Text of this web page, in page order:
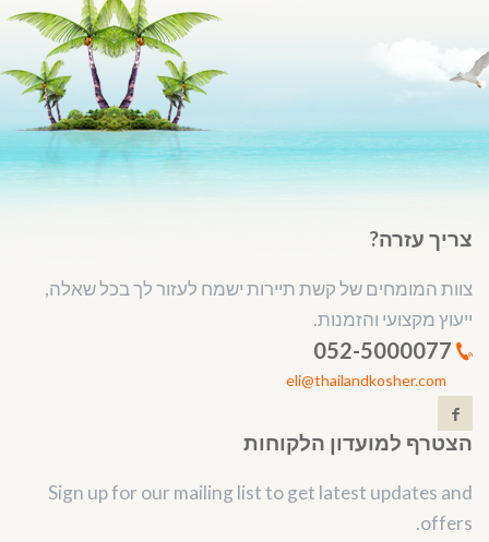
צריך עזרה?
צוות המומחים של קשת תיירות ישמח לעזור לך בכל שאלה,
ייעוץ מקצועי והזמנות.
eli@thailandkosher.com
הצטרף למועדון הלקוחות
Sign up for our mailing list to get latest updates and
offers.